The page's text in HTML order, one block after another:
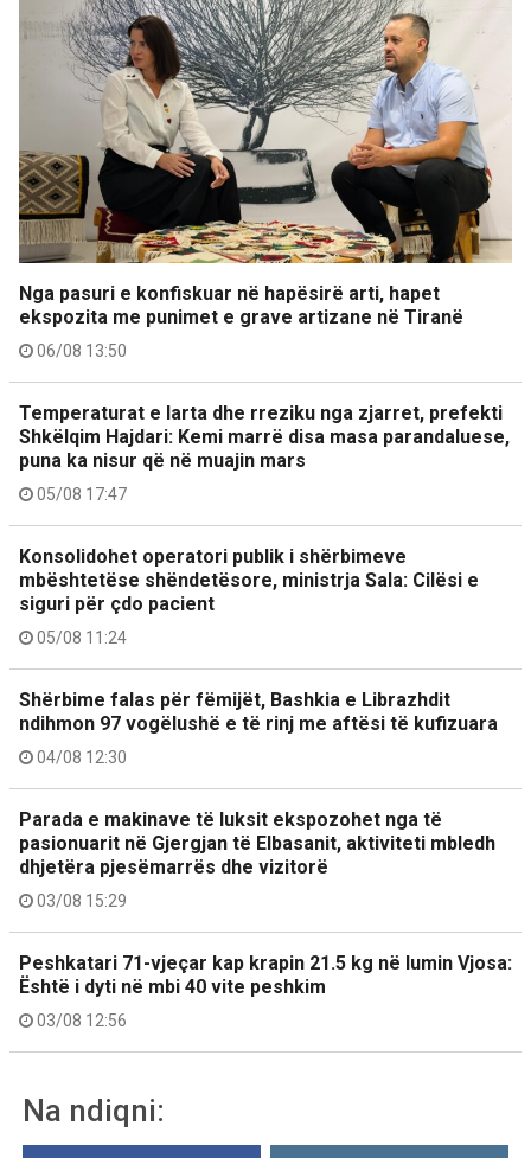
Nga pasuri e konfiskuar në hapësirë arti, hapet
ekspozita me punimet e grave artizane në Tiranë
06/08 13:50
Temperaturat e larta dhe rreziku nga zjarret, prefekti
Shkëlqim Hajdari: Kemi marrë disa masa parandaluese,
puna ka nisur që në muajin mars
05/08 17:47
Konsolidohet operatori publik i shërbimeve
mbështetëse shëndetësore, ministrja Sala: Cilësi e
siguri për çdo pacient
05/08 11:24
Shërbime falas për fëmijët, Bashkia e Librazhdit
ndihmon 97 vogëlushë e të rinj me aftësi të kufizuara
04/08 12:30
Parada e makinave të luksit ekspozohet nga të
pasionuarit në Gjergjan të Elbasanit, aktiviteti mbledh
dhjetëra pjesëmarrës dhe vizitorë
03/08 15:29
Peshkatari 71-vjeçar kap krapin 21.5 kg në lumin Vjosa:
Është i dyti në mbi 40 vite peshkim
03/08 12:56
Na ndiqni: